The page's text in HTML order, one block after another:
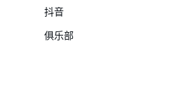
抖音
俱乐部